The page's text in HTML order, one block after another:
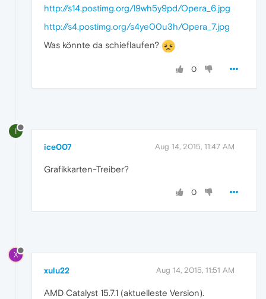
http://s14.postimg.org/l9wh5y9pd/Opera_6.jpg
http://s4.postimg.org/s4ye00u3h/Opera_7.jpg
Was könnte da schieflaufen?
0
I
ice007 Aug 14, 2015, 11:47 AM
Grafikkarten-Treiber?
0
X
xulu22 Aug 14, 2015, 11:51 AM
AMD Catalyst 15.7.1 (aktuelleste Version).